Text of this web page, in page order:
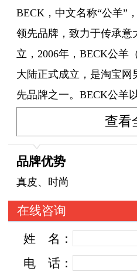
BECK，中文名称“公羊”
领先品牌，致力于传承意
立，2006年，BECK公羊
大陆正式成立，是淘宝网
先品牌之一。BECK公羊
艺”，致力为顾客提供超
多人享受舒适行走带来的
传承意大利百年制鞋工艺
意大利素有皮鞋王国之称
皮鞋百年制鞋工艺，凭着
工艺，成为中国男鞋市场
休闲鞋领导先品牌。
查看
品牌优势
真皮、时尚
在线咨询
姓
名：
电
话：